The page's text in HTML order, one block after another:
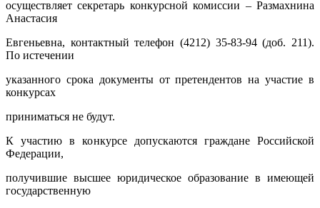
осуществляет секретарь конкурсной комиссии – Размахнина
Анастасия
Евгеньевна, контактный телефон (4212) 35-83-94 (доб. 211).
По истечении
указанного срока документы от претендентов на участие в
конкурсах
приниматься не будут.
К участию в конкурсе допускаются граждане Российской
Федерации,
получившие высшее юридическое образование в имеющей
государственную